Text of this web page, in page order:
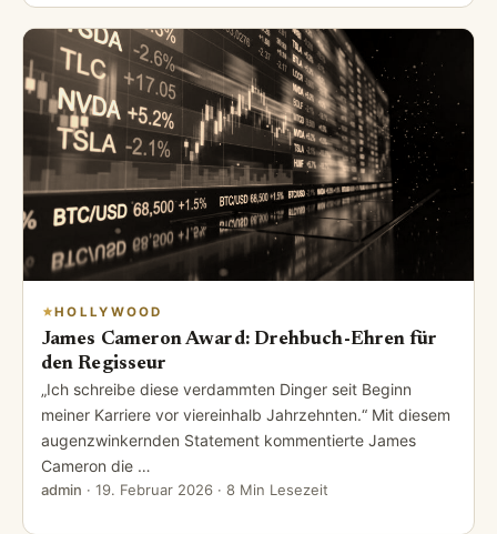
HOLLYWOOD
James Cameron Award: Drehbuch-Ehren für
den Regisseur
„Ich schreibe diese verdammten Dinger seit Beginn
meiner Karriere vor viereinhalb Jahrzehnten.“ Mit diesem
augenzwinkernden Statement kommentierte James
Cameron die …
admin · 19. Februar 2026 · 8 Min Lesezeit